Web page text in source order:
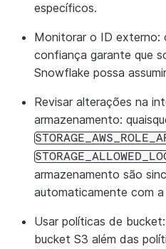
específicos.
Monitorar o ID externo:
confiança garante que
Snowflake possa
Revisar alterações na
armazenamento:
armazenamento são
automaticamente com
Usar políticas de bucket
bucket S3 além das